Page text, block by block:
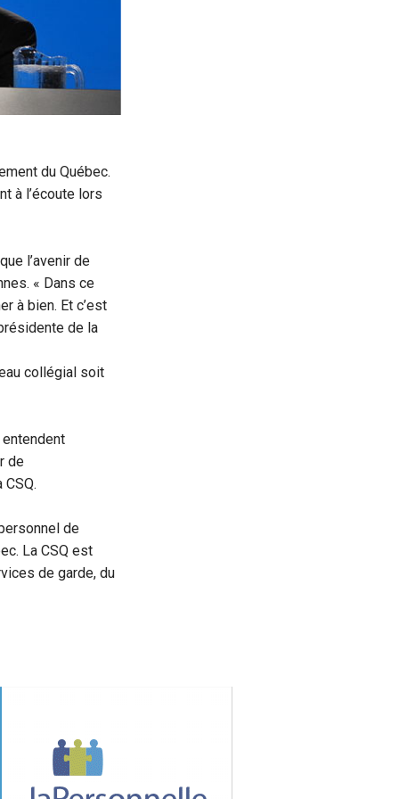
du Québec.
à l’écoute lors
l’avenir de
« Dans ce
à bien. Et c’est
de la
collégial soit
de
de
La CSQ est
de garde, du